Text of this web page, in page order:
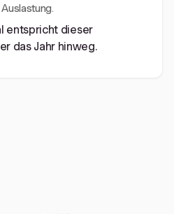
entspricht dieser
das Jahr hinweg.